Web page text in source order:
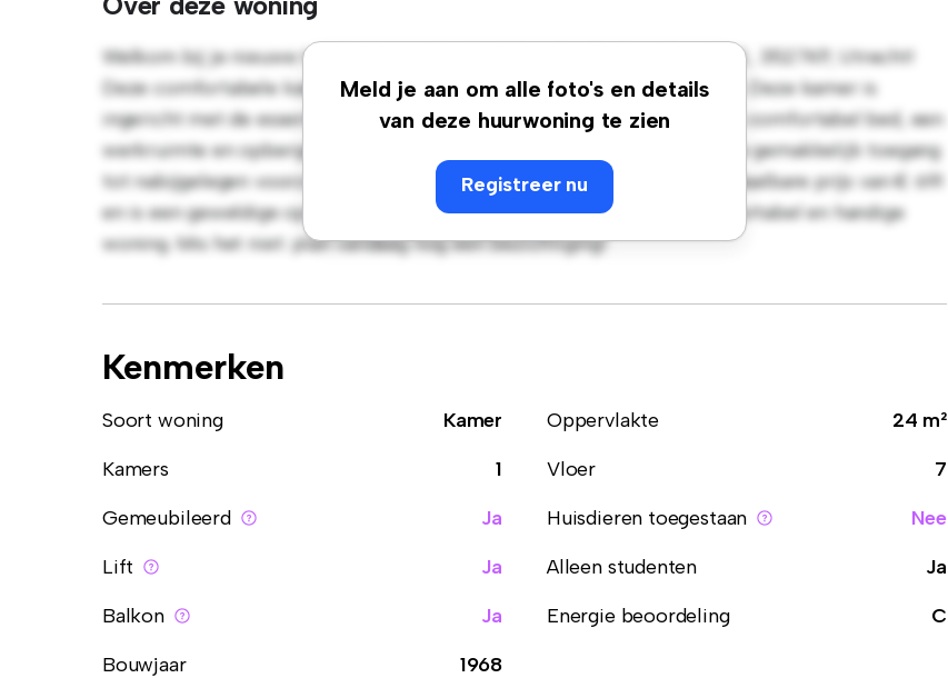
Meld je aan om alle foto's en details
van deze huurwoning te zien
Registreer nu
Welkom bij je nieuwe toevluchtsoord in Van Weerden Poelmanlaan 60 2, 3527KP, Utrecht!
Deze comfortabele kamer biedt een rustige en persoonlijke leefruimte. Deze kamer is
ingericht met de essentiële benodigdheden voor je gemak en biedt een comfortabel bed, een
werkruimte en opbergmogelijkheden. Dankzij de gunstige ligging heb je gemakkelijk toegang
tot nabijgelegen voorzieningen en attracties. Deze kamer heeft een betaalbare prijs van € 691
en is een geweldige optie voor mensen die op zoek zijn naar een comfortabel en handige
woning. Mis het niet: plan vandaag nog een bezichtiging!
Kenmerken
Soort woning Kamer Oppervlakte
24 m²
Kamers
1 Vloer
7
Gemeubileerd
Ja Huisdieren toegestaan
Nee
Lift
Ja Alleen studenten
Ja
Balkon
Ja Energie beoordeling
C
Bouwjaar
1968